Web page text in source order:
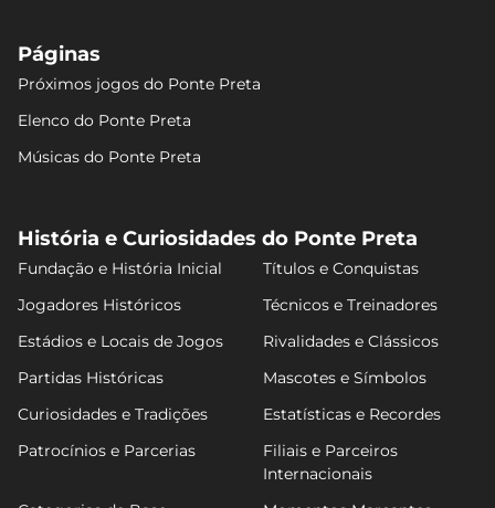
Páginas
Próximos jogos do Ponte Preta
Elenco do Ponte Preta
Músicas do Ponte Preta
História e Curiosidades do Ponte Preta
Fundação e História Inicial
Títulos e Conquistas
Jogadores Históricos
Técnicos e Treinadores
Estádios e Locais de Jogos
Rivalidades e Clássicos
Partidas Históricas
Mascotes e Símbolos
Curiosidades e Tradições
Estatísticas e Recordes
Patrocínios e Parcerias
Filiais e Parceiros
Internacionais